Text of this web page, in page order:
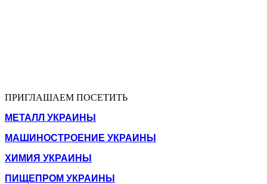
ПРИГЛАШАЕМ ПОСЕТИТЬ
МЕТАЛЛ УКРАИНЫ
МАШИНОСТРОЕНИЕ УКРАИНЫ
ХИМИЯ УКРАИНЫ
ПИЩЕПРОМ УКРАИНЫ